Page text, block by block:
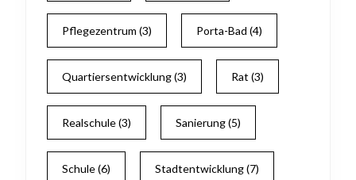
Pflegezentrum (3) Porta-Bad (4)
Quartiersentwicklung(3) Rat (3)
Realschule(3) Sanierung(5)
Schule(6) Stadtentwicklung(7)